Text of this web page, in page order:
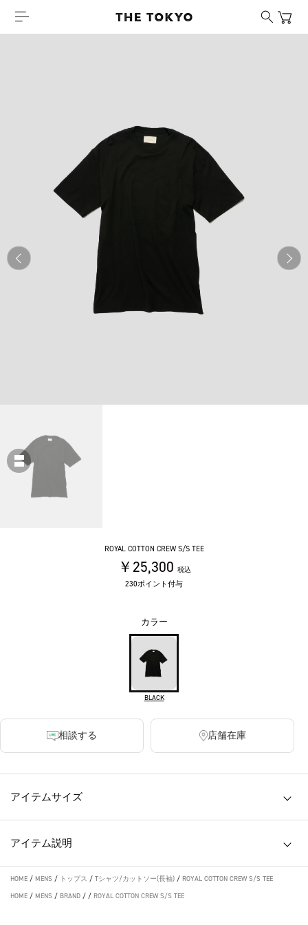
ROYAL COTTON CREW S/S TEE
￥25,300 税込
230ポイント付与
カラー
BLACK
相談する 店舗在庫
アイテムサイズ
アイテム説明
HOME / MENS / トップス / Tシャツ/カットソー(長袖) / ROYAL COTTON CREW S/S TEE
HOME / MENS / BRAND / / ROYAL COTTON CREW S/S TEE